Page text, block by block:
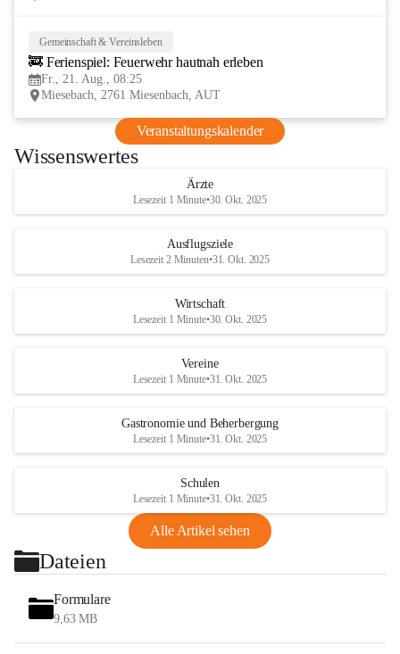
Gemeinschaft & Vereinsleben
🚒 Ferienspiel: Feuerwehr hautnah erleben
Fr., 21. Aug., 08:25
Miesebach, 2761 Miesenbach, AUT
Veranstaltungskalender
Wissenswertes
Ärzte
Lesezeit 1 Minute•30. Okt. 2025
Ausflugsziele
Lesezeit 2 Minuten•31. Okt. 2025
Wirtschaft
Lesezeit 1 Minute•30. Okt. 2025
Vereine
Lesezeit 1 Minute•31. Okt. 2025
Gastronomie und Beherbergung
Lesezeit 1 Minute•31. Okt. 2025
Schulen
Lesezeit 1 Minute•31. Okt. 2025
Alle Artikel sehen
Dateien
Formulare
9,63 MB